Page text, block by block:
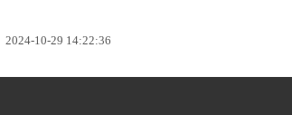
2024-10-29 14:22:36